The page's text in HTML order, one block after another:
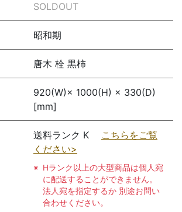
SOLDOUT
昭和期
唐木 栓 黒柿
920(W)× 1000(H) × 330(D)
[mm]
送料ランク K こちらをご覧
ください>
Hランク以上の大型商品は個人宛
に配送することができません。
法人宛を指定するか 別途お問い
合わせください。